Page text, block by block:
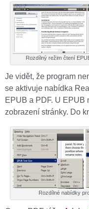
Rozdílný režim čtení
Je vidět, že program
se aktivuje nabídka
EPUB a PDF. U EPUB
zobrazení stránky. Do
Rozdílné nabídky